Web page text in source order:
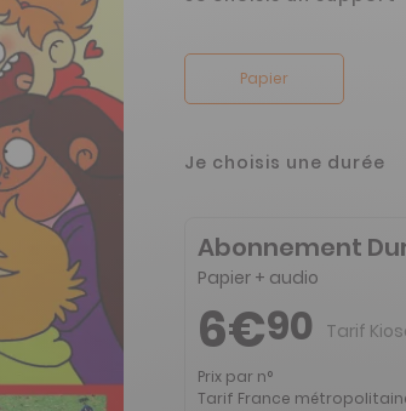
Papier
Je choisis une durée
Abonnement
Papier + audio
6€90 Tarif
Prix par n°
Tarif France